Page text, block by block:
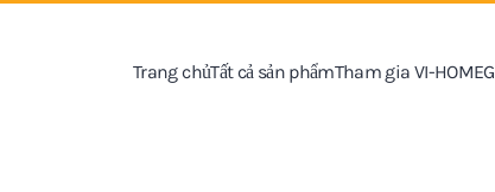
Trang chủTất cả sản phẩmTham gia VI-HOME